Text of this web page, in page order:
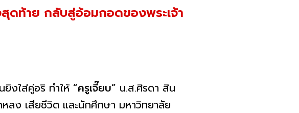
ดท้าย กลับสู่อ้อมกอดของพระเจ้า
งใส่คู่อริ ทำให้ “ครูเจี๊ยบ” น.ส.ศิรดา สิน
ง เสียชีวิต และนักศึกษา มหาวิทยาลัย